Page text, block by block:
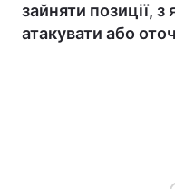
зайняти позиції,
атакувати або